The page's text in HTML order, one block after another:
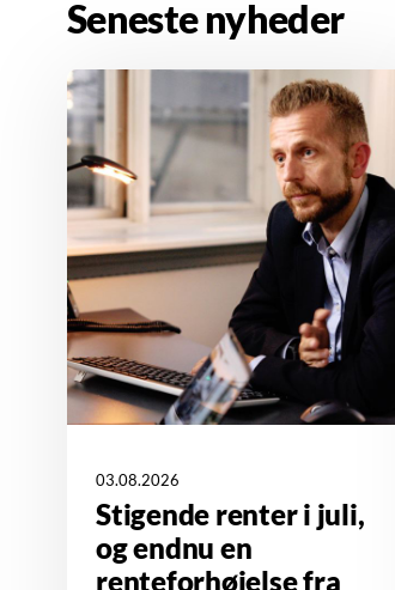
Seneste nyheder
03.08.2026
Stigende renter i juli,
og endnu en
renteforhøjelse fra